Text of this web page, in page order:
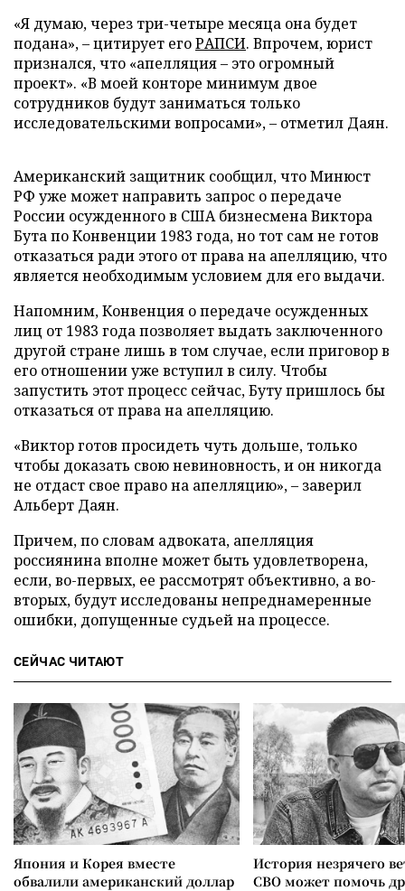
«Я думаю, через три-четыре месяца она будет
подана», – цитирует егоРАПСИ. Впрочем, юрист
признался, что «апелляция – это огромный
проект». «В моей конторе минимум двое
сотрудников будут заниматься только
исследовательскими вопросами», – отметил Даян.
Американский защитник сообщил, что Минюст
РФ уже может направить запрос о передаче
России осужденного в США бизнесмена Виктора
Бута по Конвенции 1983 года, но тот сам не готов
отказаться ради этого от права на апелляцию, что
является необходимым условием для его выдачи.
Напомним, Конвенция о передаче осужденных
лиц от 1983 года позволяет выдать заключенного
другой стране лишь в том случае, если приговор в
его отношении уже вступил в силу. Чтобы
запустить этот процесс сейчас, Буту пришлось бы
отказаться от права на апелляцию.
«Виктор готов просидеть чуть дольше, только
чтобы доказать свою невиновность, и он никогда
не отдаст свое право на апелляцию», – заверил
Альберт Даян.
Причем, по словам адвоката, апелляция
россиянина вполне может быть удовлетворена,
если, во-первых, ее рассмотрят объективно, а во-
вторых, будут исследованы непреднамеренные
ошибки, допущенные судьей на процессе.
СЕЙЧАС ЧИТАЮТ
Япония и Корея вместе
обвалили американский доллар
История незрячего
СВО может помочь